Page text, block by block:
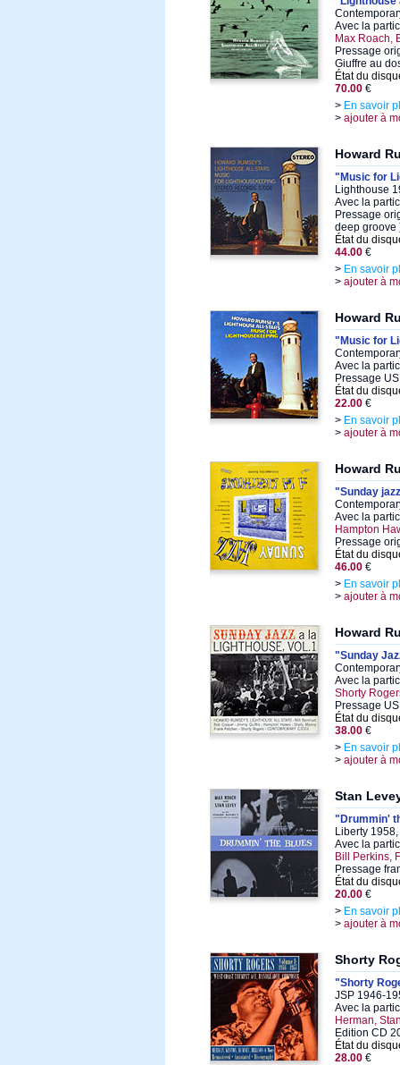
Avec la
Max Roach,
Pressage
Giuffre au
État du
70.00 €
> En savoir
> ajouter à
Howard
"Music for
Lighthouse
Avec la
Pressage
deep groove
État du
44.00 €
> En savoir
> ajouter à
Howard
"Music for
Avec la
Pressage
État du
22.00 €
> En savoir
> ajouter à
Howard
"Sunday
Avec la
Hampton
Pressage
État du
46.00 €
> En savoir
> ajouter à
Howard
"Sunday
Avec la
Shorty
Pressage
État du
38.00 €
> En savoir
> ajouter à
Stan
"Drummin'
Liberty
Avec la
Bill Perkins,
Pressage
État du
20.00 €
> En savoir
> ajouter à
Shorty
"Shorty
JSP 1946-
Avec la
Herman,
Edition CD
État du
28.00 €